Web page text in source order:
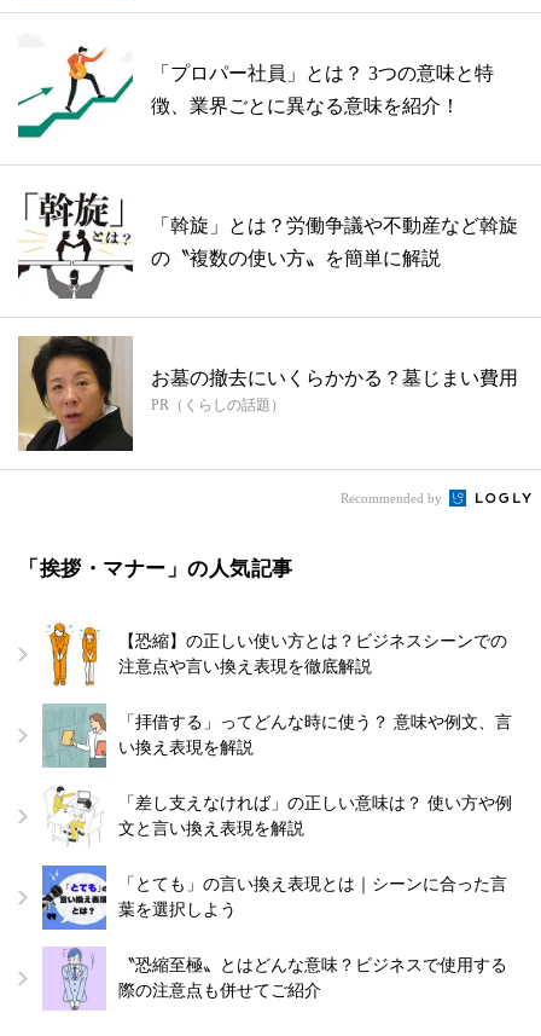
「プロパー社員」とは？ 3つの意味と特
徴、業界ごとに異なる意味を紹介！
「斡旋」とは？労働争議や不動産など斡旋
の〝複数の使い方〟を簡単に解説
お墓の撤去にいくらかかる？墓じまい費用
PR（くらしの話題）
Recommended by
「挨拶・マナー」の人気記事
【恐縮】の正しい使い方とは？ビジネスシーンでの
注意点や言い換え表現を徹底解説
「拝借する」ってどんな時に使う？ 意味や例文、言
い換え表現を解説
「差し支えなければ」の正しい意味は？ 使い方や例
文と言い換え表現を解説
「とても」の言い換え表現とは｜シーンに合った言
葉を選択しよう
〝恐縮至極〟とはどんな意味？ビジネスで使用する
際の注意点も併せてご紹介